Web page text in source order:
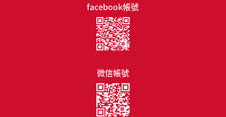
facebook帳號
微信帳號